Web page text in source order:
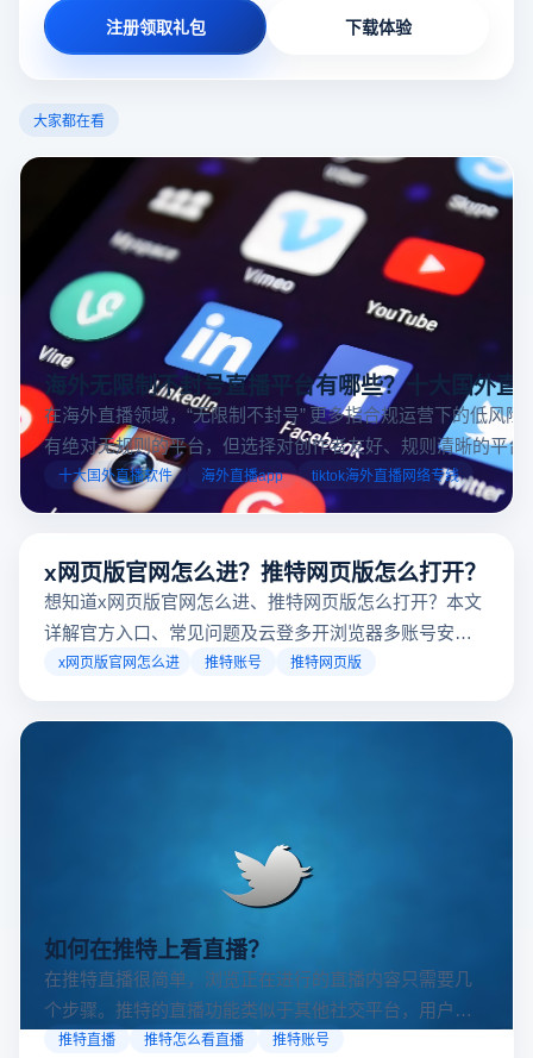
注册领取礼包 下载体验
大家都在看
海外无限制不封号直播平台有哪些？十大国外直
在海外直播领域，“无限制不封号” 更多指合规运营下的低风
有绝对无规则的平台，但选择对创作者友好、规则清晰的平台
业工具规避风险，能显著降低封号概率。以下推荐十大国外
台，并结合云登多开浏览器的功能，详解如何安全高效运营。
十大国外直播软件 海外直播app tiktok海外直播网络专线
x网页版官网怎么进？推特网页版怎么打开？
想知道x网页版官网怎么进、推特网页版怎么打开？本文
详解官方入口、常见问题及云登多开浏览器多账号安全
访问方案，助你稳定登录高效运营。
x网页版官网怎么进 推特账号 推特网页版
如何在推特上看直播？
在推特直播很简单，浏览正在进行的直播内容只需要几
个步骤。推特的直播功能类似于其他社交平台，用户可
以通过关注自己喜欢的账号、浏览话题标签或查看实时
推特直播 推特怎么看直播 推特账号